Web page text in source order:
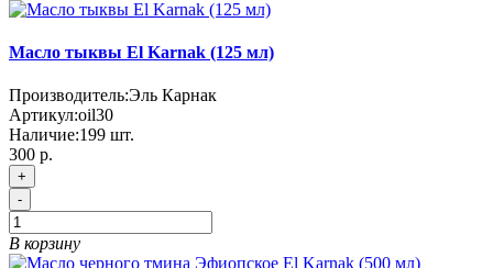
Масло тыквы El Karnak (125 мл)
Производитель:Эль Карнак
Артикул:oil30
Наличие:199 шт.
300 р.
+
-
В корзину